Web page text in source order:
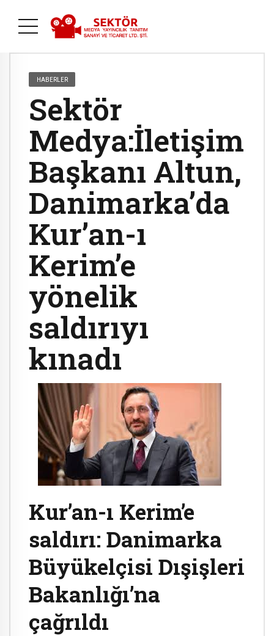
HABERLER
Sektör
Medya:İletişim
Başkanı Altun,
Danimarka’da
Kur’an-ı
Kerim’e
yönelik
saldırıyı
kınadı
Kur’an-ı Kerim’e
saldırı: Danimarka
Büyükelçisi Dışişleri
Bakanlığı’na
çağrıldı